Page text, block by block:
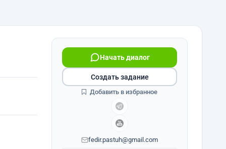
Начать диалог
fedir.pastuh@gmail.com
Создать задание
Добавить в избранное